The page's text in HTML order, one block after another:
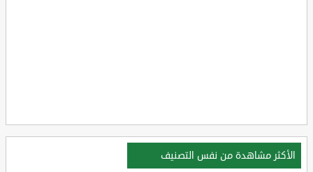
الأكثر مشاهدة من نفس التصنيف